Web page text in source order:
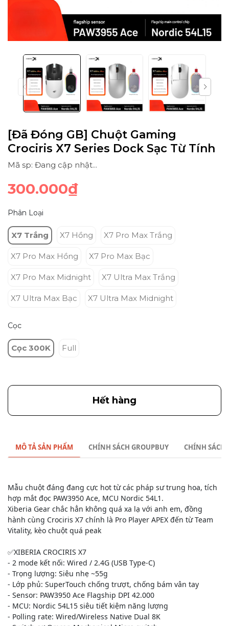
[Đã Đóng GB] Chuột Gaming
Crociris X7 Series Dock Sạc Từ Tính
Mã sp: Đang cập nhật...
300.000₫
Phân Loại
X7 Trắng X7 Hồng X7 Pro Max Trắng
X7 Pro Max Hồng X7 Pro Max Bạc
X7 Pro Max Midnight X7 Ultra Max Trắng
X7 Ultra Max Bạc X7 Ultra Max Midnight
Cọc
Cọc 300K Full
Hết hàng
MÔ TẢ SẢN PHẨM CHÍNH SÁCH GROUPBUY CHÍNH SÁCH
Mẫu chuột đáng đang cực hot từ các pháp sư trung hoa, tích
hợp mắt đọc PAW3950 Ace, MCU Nordic 54L1.
Xiberia Gear chắc hẳn không quá xa lạ với anh em, đồng
hành cùng Crociris X7 chính là Pro Player APEX đến từ Team
Vitality, kèo chuột quá peak
✅XIBERIA CROCIRIS X7
- 2 mode kết nối: Wired / 2.4G (USB Type-C)
- Trọng lượng: Siêu nhẹ ~55g
- Lớp phủ: SuperTouch chống trượt, chống bám vân tay
- Sensor: PAW3950 Ace Flagship DPI 42.000
- MCU: Nordic 54L15 siêu tiết kiệm năng lượng
- Polling rate: Wired/Wireless Native Dual 8K